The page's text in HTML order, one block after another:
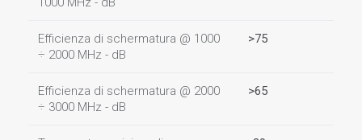
Efficienza di schermatura @ 1000
÷ 2000 MHz - dB
>75
Efficienza di schermatura @ 2000
÷ 3000 MHz - dB
>65